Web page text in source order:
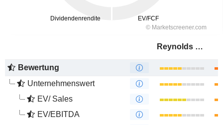
Reynolds Consumer Products Inc.
Bewertung
Unternehmenswert
EV/ Sales
EV/EBITDA